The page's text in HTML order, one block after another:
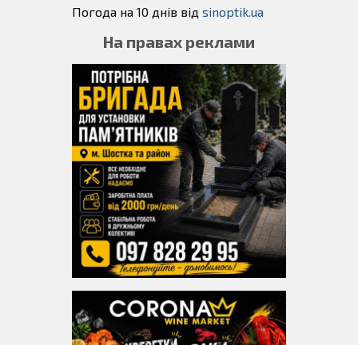
Погода на 10 днів від sinoptik.ua
На правах реклами